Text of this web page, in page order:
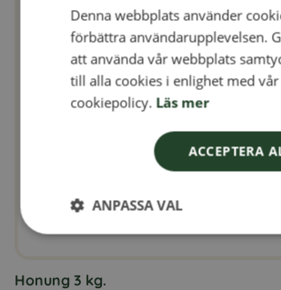
Honung 3 kg.
Denna webbplats använder
förbättra användarupplevelsen.
att använda vår webbplats
till alla cookies i enlighet med vår
cookiepolicy. Läs mer
ACCEPTERA
ANPASSA VAL